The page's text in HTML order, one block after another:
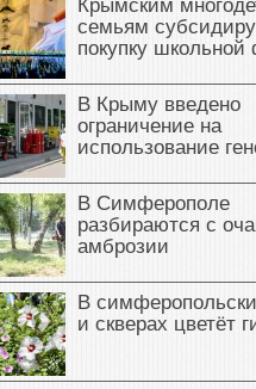
Крымским
семьям
покупку
В Крыму введено
ограничение на
использование
В Симферополе
разбираются с
амброзии
В
и скверах цветёт